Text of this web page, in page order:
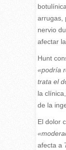
arrugas,
nervio
afectar
Hunt
«podría
trata el
la
de la
El dolor
afecta a